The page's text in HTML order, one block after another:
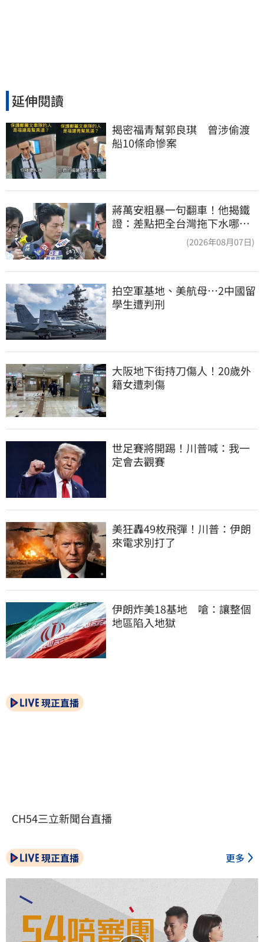
延伸閱讀
揭密福青幫郭良琪　曾涉偷渡
船10條命慘案
蔣萬安粗暴一句翻車！他揭鐵
證：差點把全台灣拖下水哪時
(2026年08月07日)
拍空軍基地、美航母…2中國留
學生遭判刑
大阪地下街持刀傷人！20歲外
籍女遭刺傷
世足賽將開踢！川普喊：我一
定會去觀賽
美狂轟49枚飛彈！川普：伊朗
來電求別打了
伊朗炸美18基地　嗆：讓整個
地區陷入地獄
現正直播
CH54三立新聞台直播
現正直播 更多